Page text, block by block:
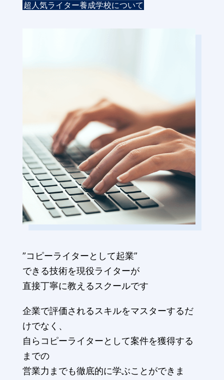
超人気ライター養成学校について
”コピーライターとして起業”
できる技術を現役ライターが
直接丁寧に教えるスクールです
企業で評価されるスキルをマスターするだ
けでなく、
自らコピーライターとして案件を獲得する
までの
営業力までも徹底的に学ぶことができま